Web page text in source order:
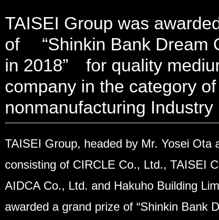
TAISEI Group was
of “Shinkin Bank Dream
in 2018” for quality
company in the category of
nonmanufacturing Industry
TAISEI Group, headed by Mr. Yosei Ota
consisting of CIRCLE Co., Ltd., TAISEI
AIDCA Co., Ltd. and Hakuho Building
awarded a grand prize of “Shinkin Bank